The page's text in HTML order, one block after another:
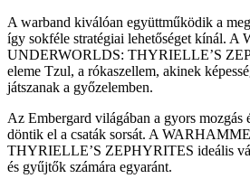
A warband kiválóan együttműködik a
így sokféle stratégiai lehetőséget kínál.
UNDERWORLDS: THYRIELLE’S
eleme Tzul, a rókaszellem, akinek
játszanak a győzelemben.
Az Embergard világában a gyors mozgás
döntik el a csaták sorsát. A
THYRIELLE’S ZEPHYRITES ideális
és gyűjtők számára egyaránt.